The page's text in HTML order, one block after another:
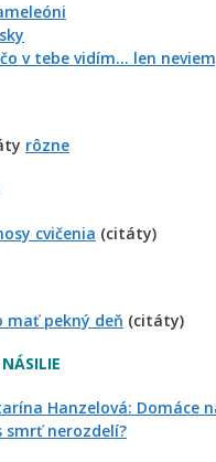
v tebe vidím… len
rôzne
cvičenia (citáty)
mať pekný deň (citáty)
Hanzelová: Domáce
smrť nerozdelí?